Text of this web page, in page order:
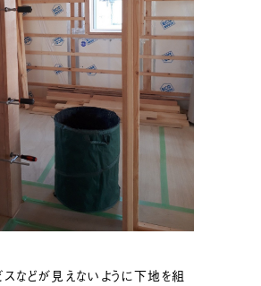
などが見えないように下地を組